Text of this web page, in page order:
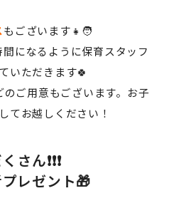
もございます👧🧑
になるように保育スタッフ
いただきます🍀
のご用意もございます。お子
てお越しください！
ん❗❗❗
レゼント🎁